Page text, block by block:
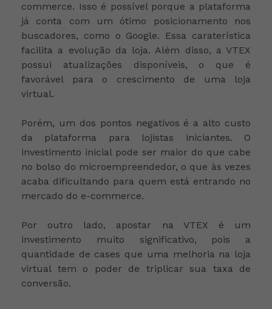
commerce. Isso é possível porque a plataforma
já conta com um ótimo posicionamento nos
buscadores, como o Google. Essa caraterística
facilita a evolução da loja. Além disso, a VTEX
possui atualizações disponíveis, o que é
favorável para o crescimento de uma loja
virtual.
Porém, um dos pontos negativos é a alto custo
da plataforma para lojistas iniciantes. O
investimento inicial pode ser maior do que cabe
no bolso do microempreendedor, o que às vezes
acaba dificultando para quem está entrando no
mercado do e-commerce.
Por outro lado, apostar na VTEX é um
investimento muito significativo, pois a
quantidade de cases que uma melhoria na loja
virtual tem o poder de triplicar sua taxa de
conversão.